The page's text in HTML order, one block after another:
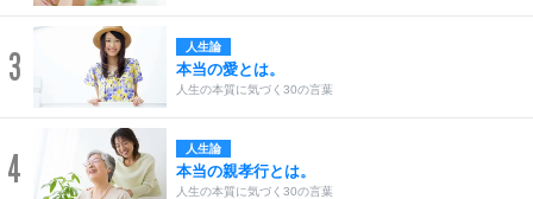
3 人生論
本当の愛とは。
人生の本質に気づく30の言葉
4 人生論
本当の親孝行とは。
人生の本質に気づく30の言葉